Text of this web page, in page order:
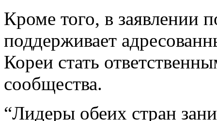
Кроме того, в заявлении
поддерживает
Кореи стать
сообщества.
“Лидеры обеих стран